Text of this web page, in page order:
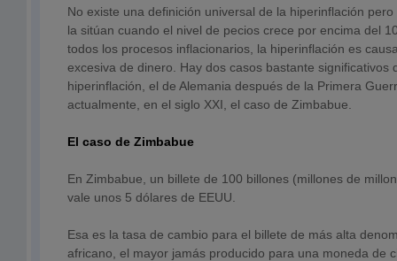
No existe una definición universal de la hiperinflación
la sitúan cuando el nivel de pecios crece por encima del
todos los procesos inflacionarios, la hiperinflación es
excesiva de dinero. Hay dos casos bastante significativos
hiperinflación, el de Alemania después de la Primera
actualmente, en el siglo XXI, el caso de Zimbabue.
El caso de Zimbabue
En Zimbabue, un billete de 100 billones (millones de
vale unos 5 dólares de EEUU.
Esa es la tasa de cambio para el billete de más alta
africano, el mayor jamás producido para una moneda de